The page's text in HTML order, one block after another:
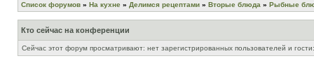
Список форумов » На кухне » Делимся рецептами » Вторые блюда » Рыбные
Кто сейчас на конференции
Сейчас этот форум просматривают: нет зарегистрированных пользователей и